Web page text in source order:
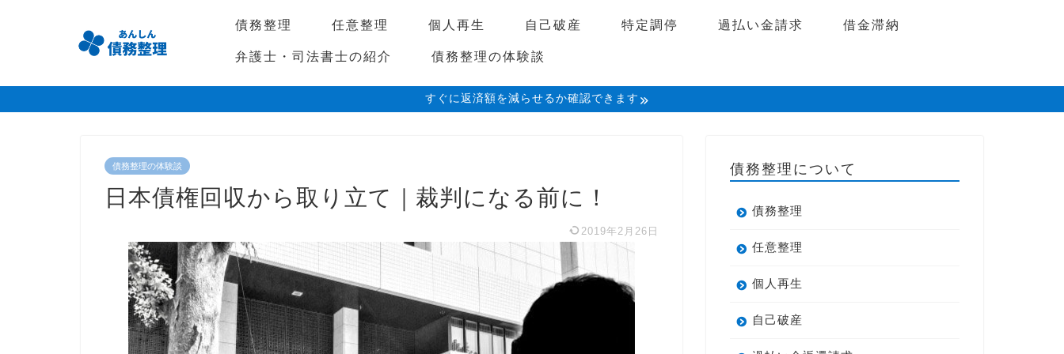
債務整理 任意整理 個人再生 自己破産 特定調停 過払い金請求
借金滞納
弁護士・司法書士の紹介
債務整理の体験談
すぐに返済額を減らせるか確認できます
債務整理の体験談
日本債権回収から取り立て｜裁判になる前に！
2019年2月26日
債務整理について
債務整理
任意整理
個人再生
自己破産